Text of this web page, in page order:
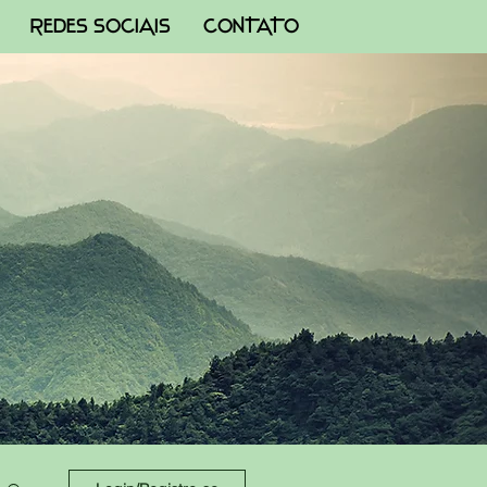
REDES SOCIAIS CONTATO